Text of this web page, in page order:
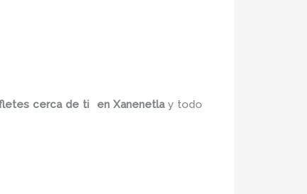
cerca de ti en Xanenetla y todo